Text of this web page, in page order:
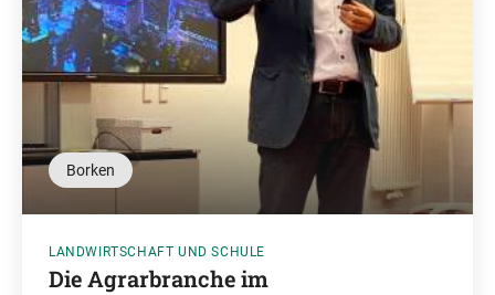
Borken
LANDWIRTSCHAFT UND SCHULE
Die Agrarbranche im